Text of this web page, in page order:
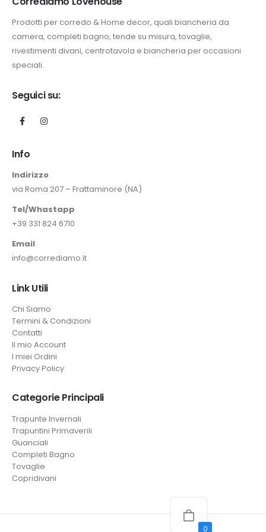
Prodotti per corredo & Home decor, quali biancheria da
camera, completi bagno, tende su misura, tovaglie,
rivestimenti divani, centrotavola e biancheria per occasioni
speciali.
Seguici su:
Info
Indirizzo
via Roma 207 – Frattaminore (NA)
Tel/Whastapp
+39 331 824 6710
Email
info@corrediamo.it
Link Utili
Chi Siamo
Termini & Condizioni
Contatti
Il mio Account
I miei Ordini
Privacy Policy
Categorie Principali
Trapunte Invernali
Trapuntini Primaverili
Guanciali
Completi Bagno
Tovaglie
Copridivani
0